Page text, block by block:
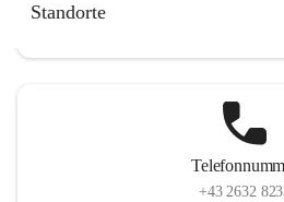
Standorte
+43 2632